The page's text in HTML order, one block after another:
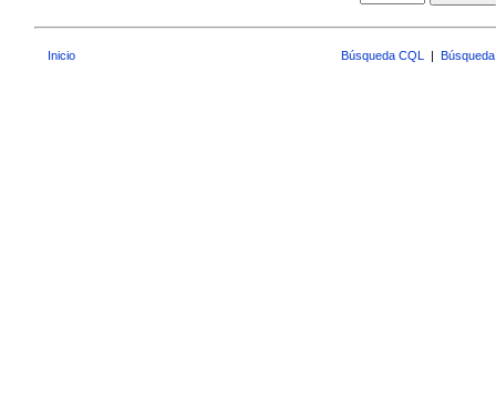
Inicio Búsqueda CQL